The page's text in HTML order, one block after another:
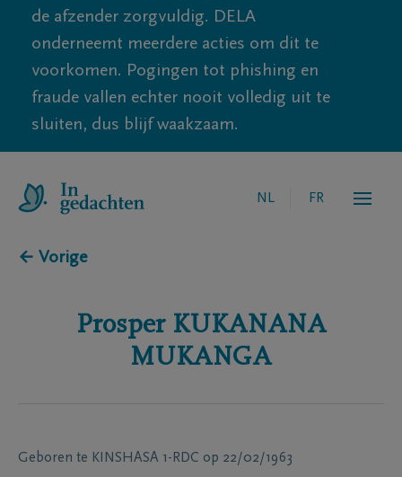
de afzender zorgvuldig. DELA
onderneemt meerdere acties om dit te
voorkomen. Pogingen tot phishing en
fraude vallen echter nooit volledig uit te
sluiten, dus blijf waakzaam.
NL FR
← Vorige
Prosper KUKANANA
MUKANGA
Geboren te KINSHASA 1-RDC op 22/02/1963